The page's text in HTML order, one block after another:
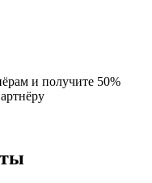
и получите 50%